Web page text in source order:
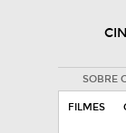
SOBRE
FILMES